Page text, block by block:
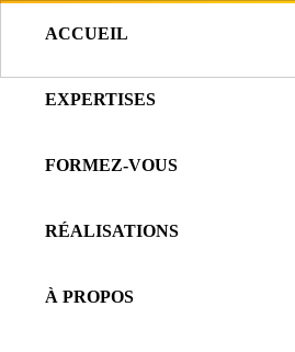
ACCUEIL
EXPERTISES
FORMEZ-VOUS
RÉALISATIONS
À PROPOS